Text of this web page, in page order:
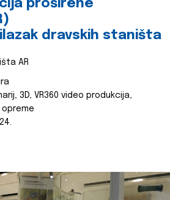
proširene
dravskih staništa
AR
3D, VR360 video produkcija,